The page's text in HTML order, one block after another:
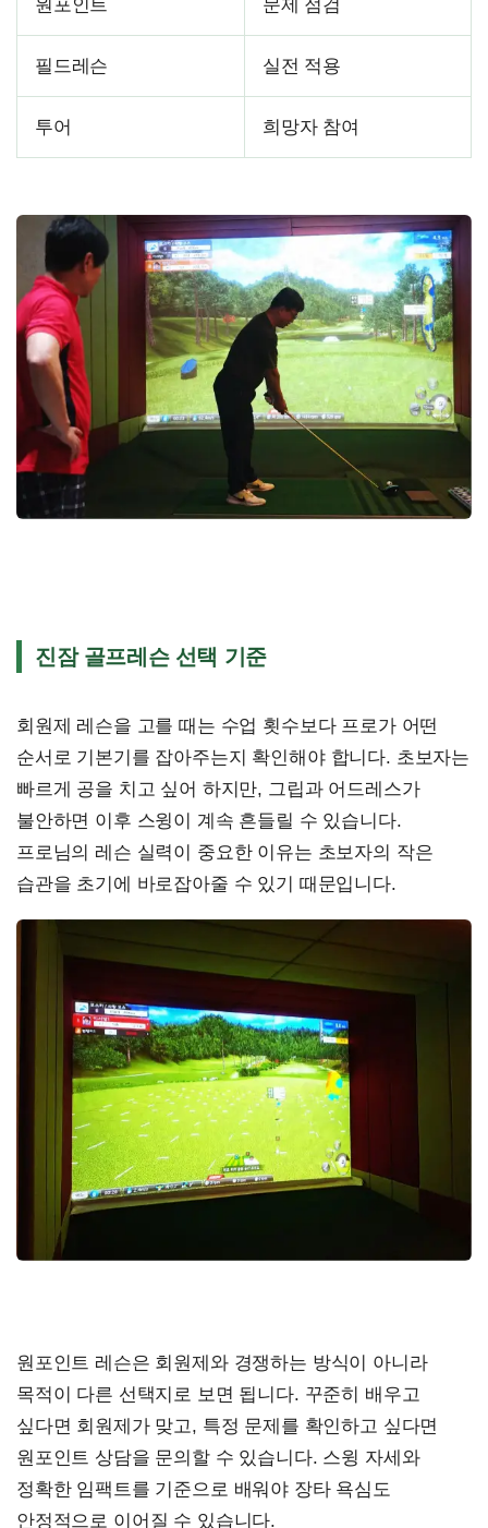
원포인트 문제 점검
필드레슨 실전 적용
투어 희망자 참여
진잠 골프레슨 선택 기준
회원제 레슨을 고를 때는 수업 횟수보다 프로가 어떤
순서로 기본기를 잡아주는지 확인해야 합니다. 초보자는
빠르게 공을 치고 싶어 하지만, 그립과 어드레스가
불안하면 이후 스윙이 계속 흔들릴 수 있습니다.
프로님의 레슨 실력이 중요한 이유는 초보자의 작은
습관을 초기에 바로잡아줄 수 있기 때문입니다.
원포인트 레슨은 회원제와 경쟁하는 방식이 아니라
목적이 다른 선택지로 보면 됩니다. 꾸준히 배우고
싶다면 회원제가 맞고, 특정 문제를 확인하고 싶다면
원포인트 상담을 문의할 수 있습니다. 스윙 자세와
정확한 임팩트를 기준으로 배워야 장타 욕심도
안정적으로 이어질 수 있습니다.